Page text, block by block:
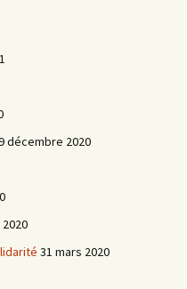
décembre 2020
31 mars 2020